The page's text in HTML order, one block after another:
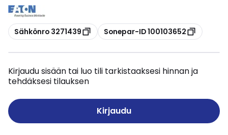
Kopioi
Sähkönro 3271439 Kopioi
Sonepar-ID 100103652
Kirjaudu sisään tai luo tili tarkistaaksesi hinnan ja
tehdäksesi tilauksen
Kirjaudu